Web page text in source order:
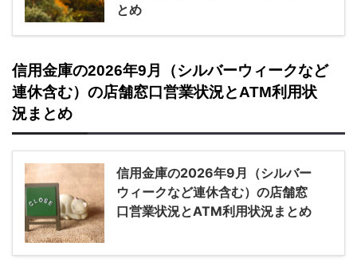
とめ
信用金庫の2026年9月（シルバーウィークなど
連休含む）の店舗窓口営業状況とATM利用状
況まとめ
信用金庫の2026年9月（シルバー
ウィークなど連休含む）の店舗窓
口営業状況とATM利用状況まとめ